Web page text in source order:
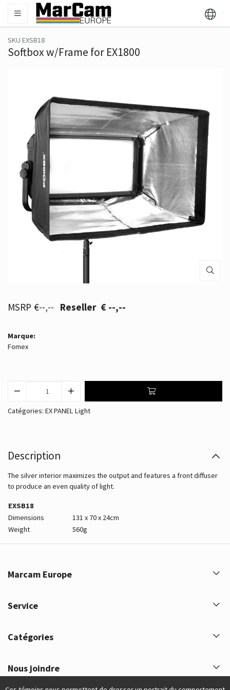
SKU EXSB18
Softbox w/Frame for EX1800
€--,-- € --,--
Marque:
Fomex
Catégories: EX PANEL Light
Description
The silver interior maximizes the output and features a front diffuser
to produce an even quality of light.
EXSB18
Dimensions
131 x 70 x 24cm
Weight
560g
Marcam Europe
Service
Catégories
Nous joindre